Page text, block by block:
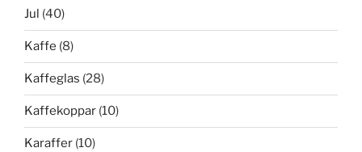
Jul (40)
Kaffe (8)
Kaffeglas (28)
Kaffekoppar (10)
Karaffer (10)